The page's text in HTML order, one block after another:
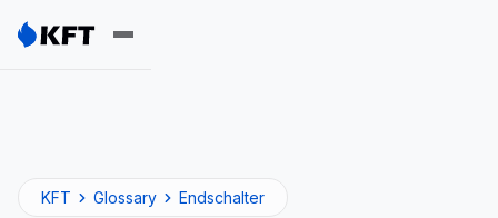
KFT Glossary Endschalter